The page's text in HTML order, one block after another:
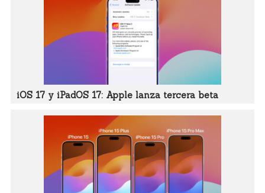
iOS 17 y iPadOS 17: Apple lanza tercera beta